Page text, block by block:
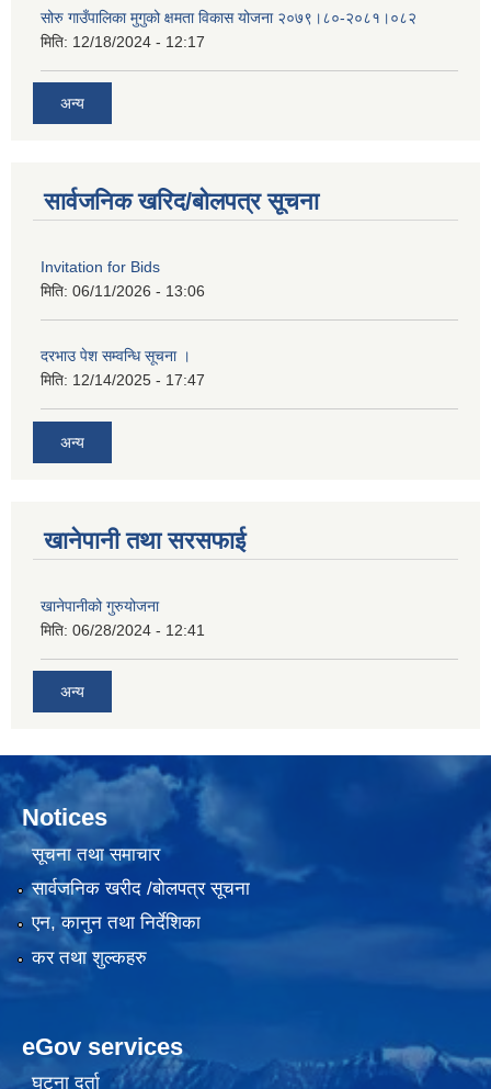
सोरु गाउँपालिका मुगुको क्षमता विकास योजना २०७९।८०-२०८१।०८२
मिति: 12/18/2024 - 12:17
अन्य
सार्वजनिक खरिद/बोलपत्र सूचना
Invitation for Bids
मिति: 06/11/2026 - 13:06
दरभाउ पेश सम्वन्धि सूचना ।
मिति: 12/14/2025 - 17:47
अन्य
खानेपानी तथा सरसफाई
खानेपानीको गुरुयोजना
मिति: 06/28/2024 - 12:41
अन्य
Notices
सूचना तथा समाचार
सार्वजनिक खरीद /बोलपत्र सूचना
एन, कानुन तथा निर्देशिका
कर तथा शुल्कहरु
eGov services
घटना दर्ता